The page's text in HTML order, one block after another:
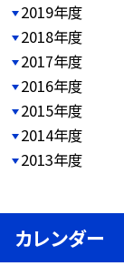
2019年度
2018年度
2017年度
2016年度
2015年度
2014年度
2013年度
カレンダー